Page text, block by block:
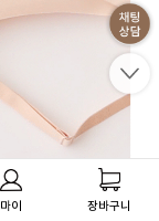
마이 장바구니